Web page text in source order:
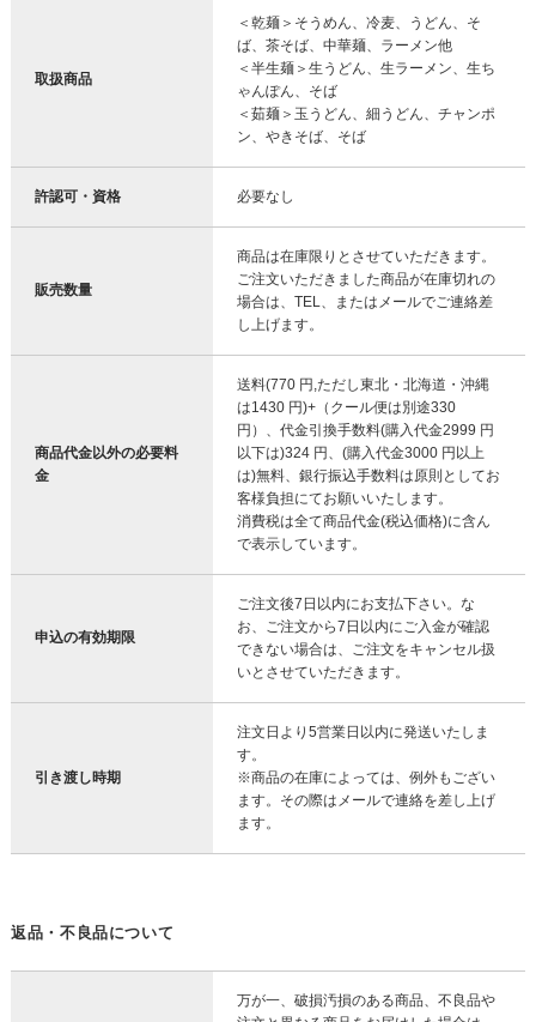
取扱商品
＜乾麺＞そうめん、冷麦、うどん、そ
ば、茶そば、中華麺、ラーメン他
＜半生麺＞生うどん、生ラーメン、生ち
ゃんぽん、そば
＜茹麺＞玉うどん、細うどん、チャンポ
ン、やきそば、そば
許認可・資格 必要なし
販売数量
商品は在庫限りとさせていただきます。
ご注文いただきました商品が在庫切れの
場合は、TEL、またはメールでご連絡差
し上げます。
商品代金以外の必要料
金
送料(770 円,ただし東北・北海道・沖縄
は1430 円)+（クール便は別途330
円）、代金引換手数料(購入代金2999 円
以下は)324 円、(購入代金3000 円以上
は)無料、銀行振込手数料は原則としてお
客様負担にてお願いいたします。
消費税は全て商品代金(税込価格)に含ん
で表示しています。
申込の有効期限
ご注文後7日以内にお支払下さい。な
お、ご注文から7日以内にご入金が確認
できない場合は、ご注文をキャンセル扱
いとさせていただきます。
引き渡し時期
注文日より5営業日以内に発送いたしま
す。
※商品の在庫によっては、例外もござい
ます。その際はメールで連絡を差し上げ
ます。
返品・不良品について
万が一、破損汚損のある商品、不良品や